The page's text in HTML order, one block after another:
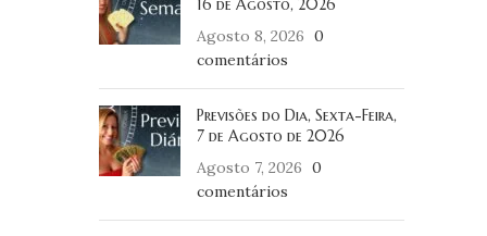
16 de Agosto, 2026
Agosto 8, 2026 0
comentários
Previsões do Dia, Sexta-Feira,
7 de Agosto de 2026
Agosto 7, 2026 0
comentários